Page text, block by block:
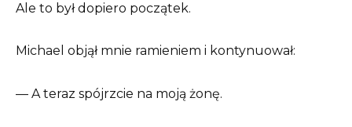
Ale to był dopiero początek.
Michael objął mnie ramieniem i kontynuował:
— A teraz spójrzcie na moją żonę.